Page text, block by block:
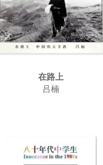
在路上
吕楠